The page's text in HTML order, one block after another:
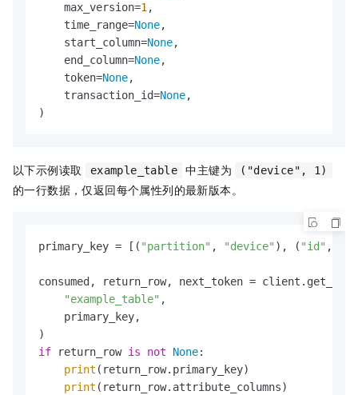
    max_version=
1,
    time_range=
None,
    start_column=
None,
    end_column=
None,
    token=
None,
    transaction_id=
None
)
以下示例读取 example_table 中主键为 ("device", 1)
的一行数据，仅返回每个属性列的最新版本。
primary_key = [( "partition" , "device" ), ( "id" ,
consumed, return_row, next_token = client.get_row(
"example_table" ,
    primary_key,
if return_row is not None:
print (return_row.primary_key)
print (return_row.attribute_columns)